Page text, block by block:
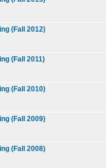
(Fall 2012)
(Fall 2011)
(Fall 2010)
(Fall 2009)
(Fall 2008)